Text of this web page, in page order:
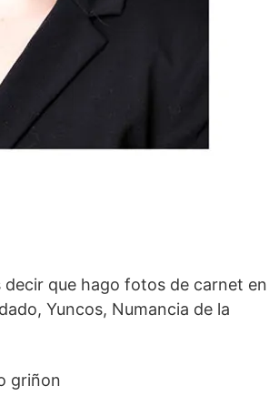
decir que hago fotos de carnet en
Yuncos, Numancia de la